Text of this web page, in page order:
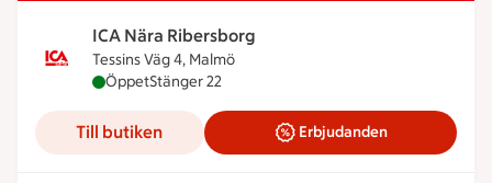
ICA Nära Ribersborg
Tessins Väg 4, Malmö
ICA Nära Ribersborg är öppen nu, stänger
ÖppetStänger 22
Till butiken Erbjudanden